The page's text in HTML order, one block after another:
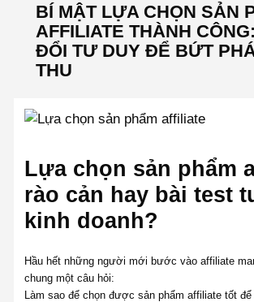
BÍ MẬT LỰA CHỌN SẢN
AFFILIATE THÀNH
ĐỔI TƯ DUY ĐỂ BỨT
THU
Lựa chọn sản phẩm
rào cản hay bài test
kinh doanh?
Hầu hết những người mới bước vào affiliate
chung một câu hỏi:
Làm sao để chọn được sản phẩm affiliate tốt để